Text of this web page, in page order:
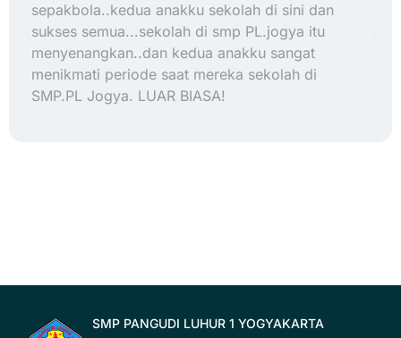
sepakbola..kedua anakku sekolah di sini dan
sukses semua...sekolah di smp PL.jogya itu
menyenangkan..dan kedua anakku sangat
menikmati periode saat mereka sekolah di
SMP.PL Jogya. LUAR BIASA!
SMP PANGUDI LUHUR 1 YOGYAKARTA